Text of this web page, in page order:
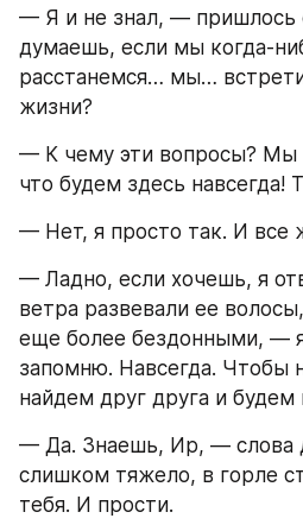
— Я и не знал, — пришлось
думаешь, если мы когда-
расстанемся… мы…
жизни?
— К чему эти вопросы? Мы
что будем здесь навсегда!
— Нет, я просто так. И все
— Ладно, если хочешь, я
ветра развевали ее
еще более бездонными, —
запомню. Навсегда. Чтобы
найдем друг друга и
— Да. Знаешь, Ир, — слова
слишком тяжело, в горле
тебя. И прости.